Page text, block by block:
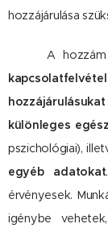
hozzájárulása
A hozzám
különleges
pszichológiai),
egyéb adatokat
érvényesek.
igénybe